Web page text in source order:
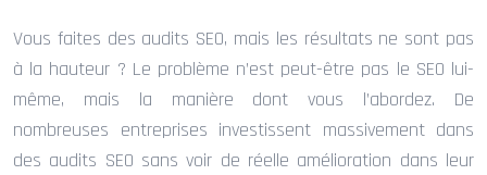
Vous faites des audits SEO, mais les résultats ne sont pas
à la hauteur ? Le problème n’est peut-être pas le SEO lui-
même, mais la manière dont vous l’abordez. De
nombreuses entreprises investissent massivement dans
des audits SEO sans voir de réelle amélioration dans leur